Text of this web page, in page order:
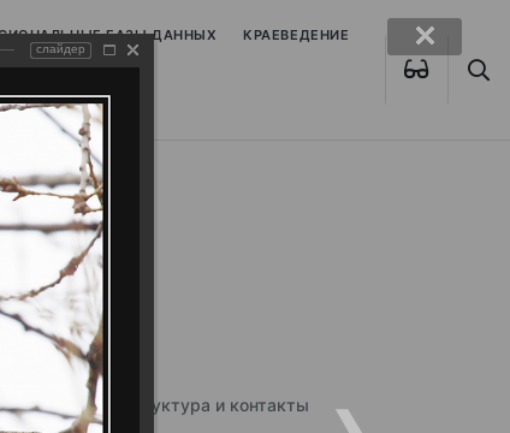
БАЗЫ ДАННЫХ КРАЕВЕДЕНИЕ
Структура и контакты
слайдер